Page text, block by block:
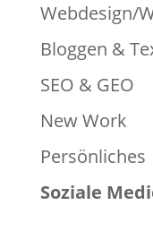
Webdesign/
Bloggen &
SEO & GEO
New Work
Persönliches
Soziale